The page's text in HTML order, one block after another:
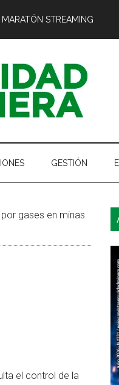
MARATÓN STREAMING
GESTIÓN
gases en minas
el control de la